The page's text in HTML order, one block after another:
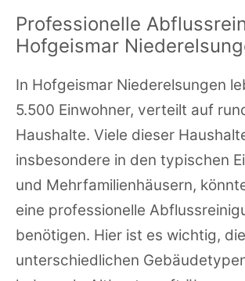
Professionelle
Hofgeismar
In Hofgeismar Niederelsungen
5.500 Einwohner, verteilt auf
Haushalte. Viele dieser
insbesondere in den typischen
und Mehrfamilienhäusern,
eine professionelle
benötigen. Hier ist es wichtig, die
unterschiedlichen